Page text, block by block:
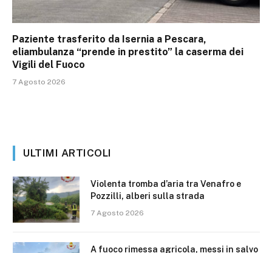
Paziente trasferito da Isernia a Pescara,
eliambulanza “prende in prestito” la caserma dei
Vigili del Fuoco
7 Agosto 2026
ULTIMI ARTICOLI
Violenta tromba d’aria tra Venafro e
Pozzilli, alberi sulla strada
7 Agosto 2026
A fuoco rimessa agricola, messi in salvo